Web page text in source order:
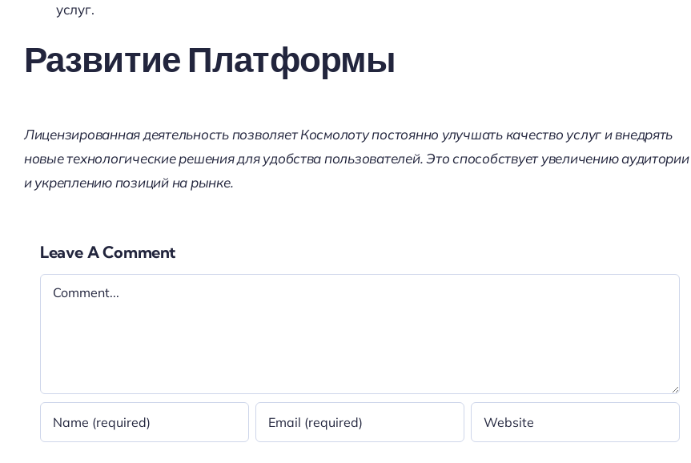
услуг.
Развитие Платформы
Лицензированная деятельность позволяет Космолоту постоянно улучшать качество услуг и внедрять
новые технологические решения для удобства пользователей. Это способствует увеличению аудитории
и укреплению позиций на рынке.
Leave A Comment
Comment